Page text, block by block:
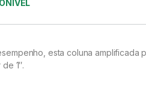
esta coluna amplificada
1″.